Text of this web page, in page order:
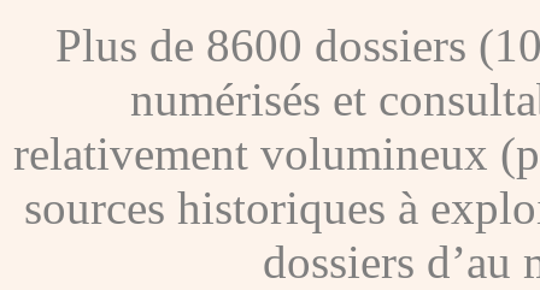
Plus de 8600 dossiers
numérisés et
relativement volumineux
sources historiques à
dossiers d’au